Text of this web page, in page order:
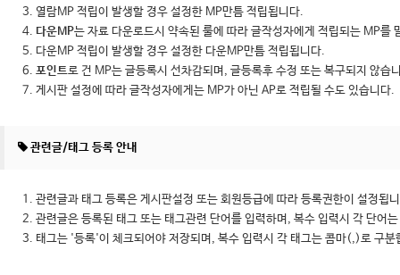
열람MP 적립이 발생할 경우 설정한 MP만틈 적립됩니다.
다운MP는 자료 다운로드시 약속된 룰에 따라 글작성자에게 적립되는 MP를
다운MP 적립이 발생할 경우 설정한 다운MP만틈 적립됩니다.
포인트로 건 MP는 글등록시 선차감되며, 글등록후 수정 또는 복구되지 않습
게시판 설정에 따라 글작성자에게는 MP가 아닌 AP로 적립될 수도 있습니다.
관련글/태그 등록 안내
관련글과 태그 등록은 게시판설정 또는 회원등급에 따라 등록권한이 설정됩
관련글은 등록된 태그 또는 태그관련 단어를 입력하며, 복수 입력시 각 단어
태그는 '등록'이 체크되어야 저장되며, 복수 입력시 각 태그는 콤마(,)로 구분